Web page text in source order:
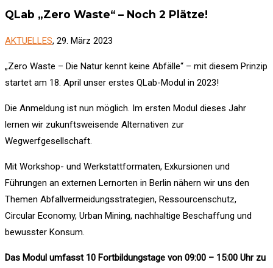
QLab „Zero Waste“ – Noch 2 Plätze!
AKTUELLES, 29. März 2023
„Zero Waste – Die Natur kennt keine Abfälle“ – mit diesem Prinzip
startet am 18. April unser erstes QLab-Modul in 2023!
Die Anmeldung ist nun möglich. Im ersten Modul dieses Jahr
lernen wir zukunftsweisende Alternativen zur
Wegwerfgesellschaft.
Mit Workshop- und Werkstattformaten, Exkursionen und
Führungen an externen Lernorten in Berlin nähern wir uns den
Themen Abfallvermeidungsstrategien, Ressourcenschutz,
Circular Economy, Urban Mining, nachhaltige Beschaffung und
bewusster Konsum.
Das Modul umfasst 10 Fortbildungstage von 09:00 – 15:00 Uhr zu